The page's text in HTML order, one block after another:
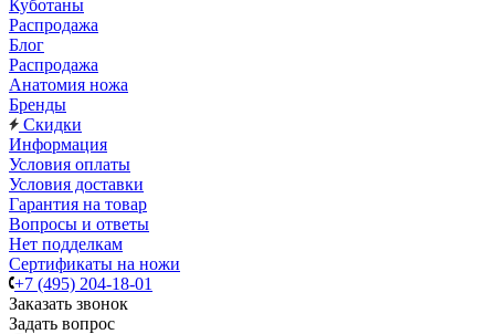
Куботаны
Распродажа
Блог
Распродажа
Анатомия ножа
Бренды
Скидки
Информация
Условия оплаты
Условия доставки
Гарантия на товар
Вопросы и ответы
Нет подделкам
Сертификаты на ножи
+7 (495) 204-18-01
Заказать звонок
Задать вопрос